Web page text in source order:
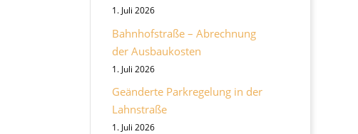
1. Juli 2026
Bahnhofstraße – Abrechnung
der Ausbaukosten
1. Juli 2026
Geänderte Parkregelung in der
Lahnstraße
1. Juli 2026